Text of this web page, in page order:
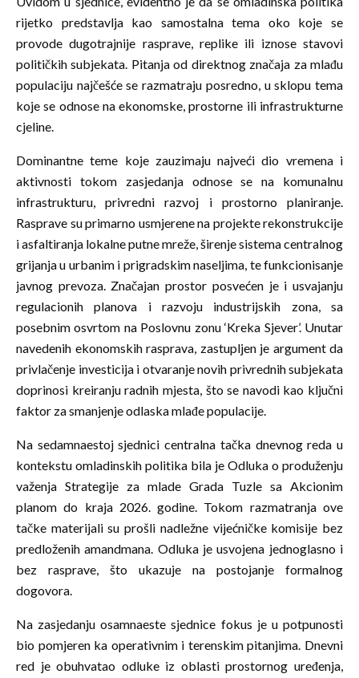
rijetko predstavlja kao samostalna tema oko koje se
provode dugotrajnije rasprave, replike ili iznose stavovi
političkih subjekata. Pitanja od direktnog značaja za mlađu
populaciju najčešće se razmatraju posredno, u sklopu tema
koje se odnose na ekonomske, prostorne ili infrastrukturne
cjeline.
Dominantne teme koje zauzimaju najveći dio vremena i
aktivnosti tokom zasjedanja odnose se na komunalnu
infrastrukturu, privredni razvoj i prostorno planiranje.
Rasprave su primarno usmjerene na projekte rekonstrukcije
i asfaltiranja lokalne putne mreže, širenje sistema centralnog
grijanja u urbanim i prigradskim naseljima, te funkcionisanje
javnog prevoza. Značajan prostor posvećen je i usvajanju
regulacionih planova i razvoju industrijskih zona, sa
posebnim osvrtom na Poslovnu zonu ‘Kreka Sjever’. Unutar
navedenih ekonomskih rasprava, zastupljen je argument da
privlačenje investicija i otvaranje novih privrednih subjekata
doprinosi kreiranju radnih mjesta, što se navodi kao ključni
faktor za smanjenje odlaska mlađe populacije.
Na sedamnaestoj sjednici centralna tačka dnevnog reda u
kontekstu omladinskih politika bila je Odluka o produženju
važenja Strategije za mlade Grada Tuzle sa Akcionim
planom do kraja 2026. godine. Tokom razmatranja ove
tačke materijali su prošli nadležne vijećničke komisije bez
predloženih amandmana. Odluka je usvojena jednoglasno i
bez rasprave, što ukazuje na postojanje formalnog
dogovora.
Na zasjedanju osamnaeste sjednice fokus je u potpunosti
bio pomjeren ka operativnim i terenskim pitanjima. Dnevni
red je obuhvatao odluke iz oblasti prostornog uređenja,